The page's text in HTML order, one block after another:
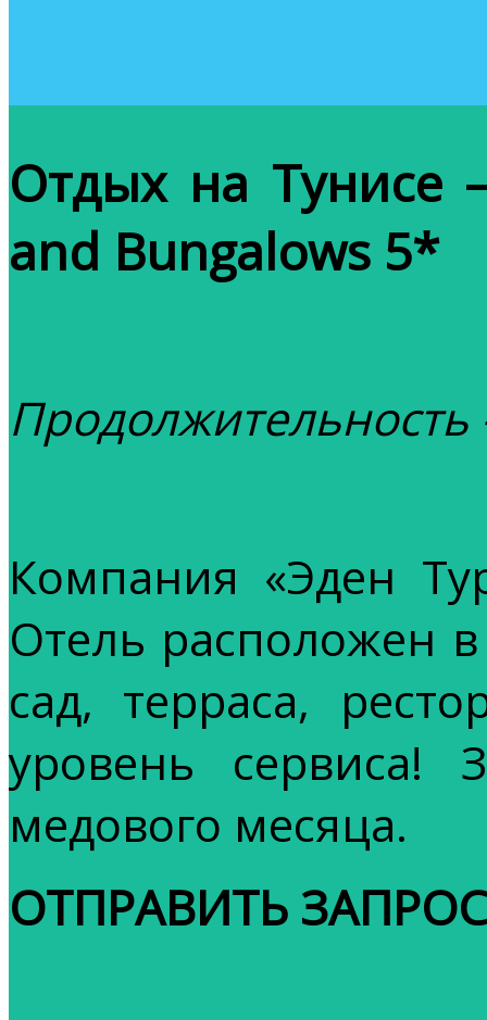
Отдых на Тунисе
and Bungalows 5*
Компания «Эден
Отель расположен
сад, терраса,
уровень сервиса!
медового месяца.
ОТПРАВИТЬ ЗАПРОС